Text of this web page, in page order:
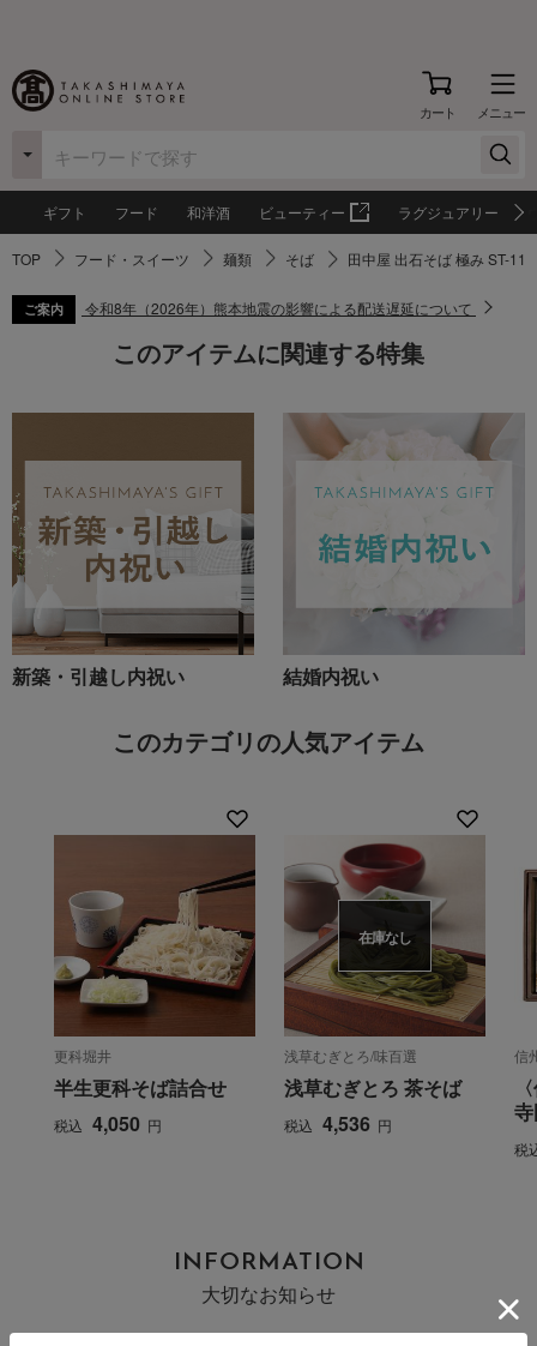
カート メニュー
ギフト フード 和洋酒 ビューティー ラグジュアリー
TOP フード・スイーツ 麺類 そば 田中屋 出石そば 極み ST-115
ご案内 令和8年（2026年）熊本地震の影響による配送遅延について
このアイテムに関連する特集
新築・引越し内祝い 結婚内祝い
このカテゴリの人気アイテム
更科堀井
半生更科そば詰合せ
税込 4,050 円
在庫なし
浅草むぎとろ/味百選
浅草むぎとろ 茶そば
税込 4,536 円
信
税
INFORMATION
大切なお知らせ